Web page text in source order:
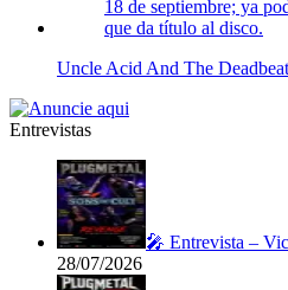
Uncle Acid And The
Entrevistas
🎤 Entrevista –
28/07/2026